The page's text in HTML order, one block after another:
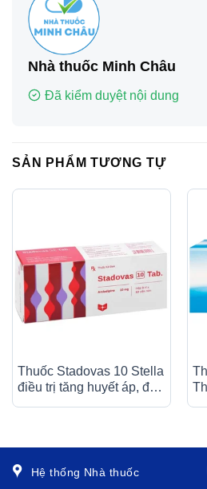
Nhà thuốc Minh Châu
Đã kiểm duyệt nội dung
SẢN PHẨM TƯƠNG TỰ
Thuốc Stadovas 10 Stella
điều trị tăng huyết áp, đau
Hệ thống Nhà thuốc